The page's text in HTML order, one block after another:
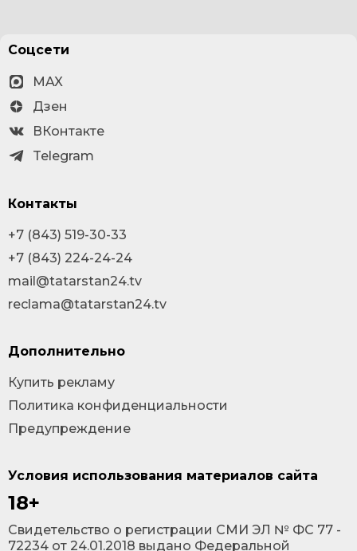
Условия использования материалов сайта
18+
Cвидетельство о регистрации СМИ ЭЛ № ФС 77 -
72234 от 24.01.2018 выдано Федеральной
Соцсети
MAX
Дзен
ВКонтакте
Telegram
Контакты
+7 (843) 519-30-33
+7 (843) 224-24-24
mail@tatarstan24.tv
reclama@tatarstan24.tv
Дополнительно
Купить рекламу
Политика конфиденциальности
Предупреждение